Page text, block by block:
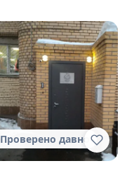
Проверено давно